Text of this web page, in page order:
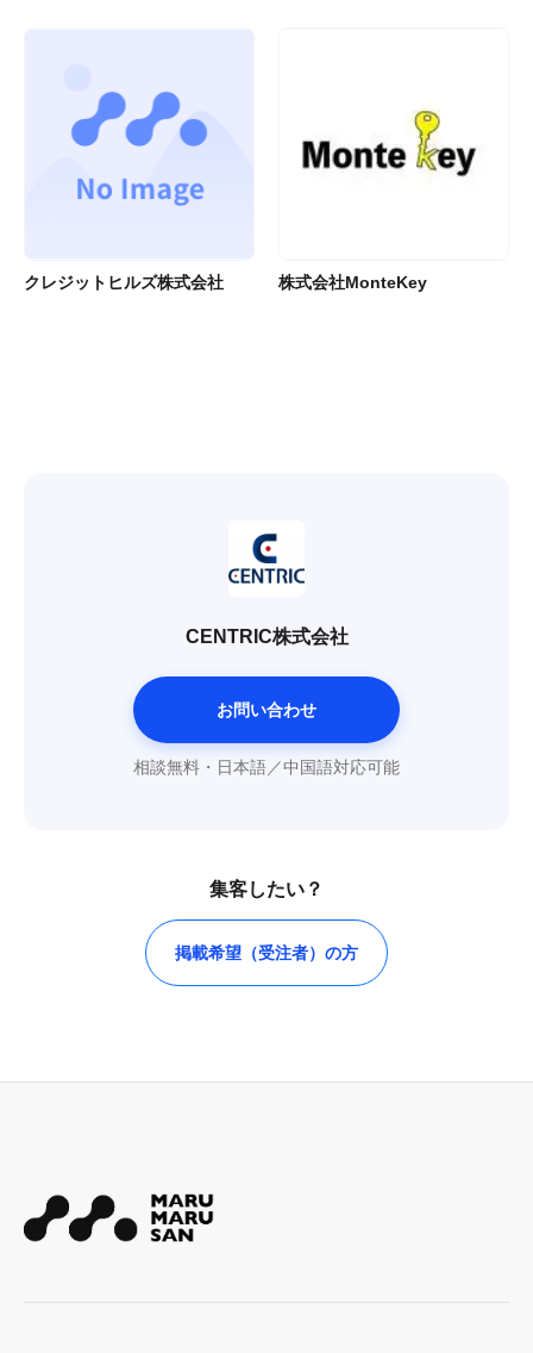
クレジットヒルズ株式会社 株式会社MonteKey
CENTRIC株式会社
お問い合わせ
相談無料・日本語／中国語対応可能
集客したい？
掲載希望（受注者）の方